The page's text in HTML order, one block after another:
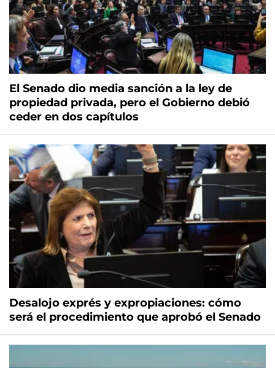
El Senado dio media sanción a la ley de
propiedad privada, pero el Gobierno debió
ceder en dos capítulos
Desalojo exprés y expropiaciones: cómo
será el procedimiento que aprobó el Senado